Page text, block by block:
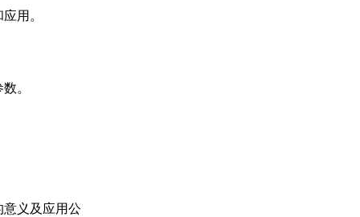
用。
。
义及应用公